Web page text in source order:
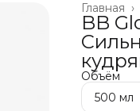
Главная ›
BB
Объём
500 мл